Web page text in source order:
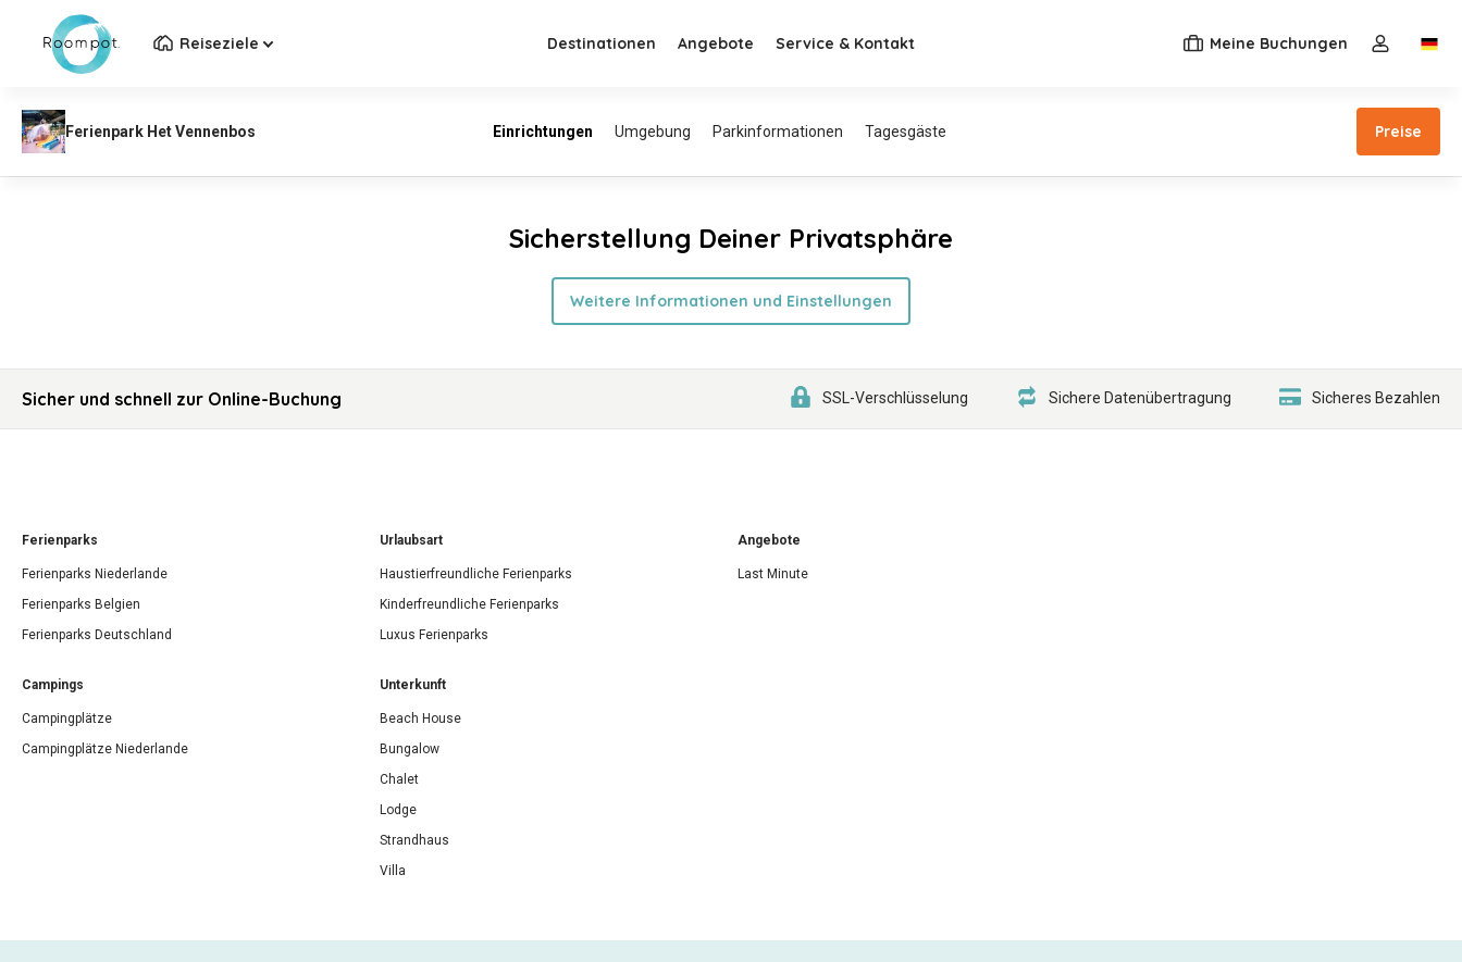
Reiseziele Destinationen Angebote Service & Kontakt Meine Buchungen
Dropdown-
Preise
Sicherstellung Deiner Privatsphäre
Weitere Informationen und Einstellungen
Sicher und schnell zur Online-Buchung SSL-Verschlüsselung Sichere Datenübertragung Sicheres Bezahlen
Ferienparks
Ferienparks Niederlande
Ferienparks Belgien
Ferienparks Deutschland
Campings
Campingplätze
Campingplätze Niederlande
Urlaubsart
Haustierfreundliche Ferienparks
Kinderfreundliche Ferienparks
Luxus Ferienparks
Unterkunft
Beach House
Bungalow
Chalet
Lodge
Strandhaus
Villa
Angebote
Last Minute